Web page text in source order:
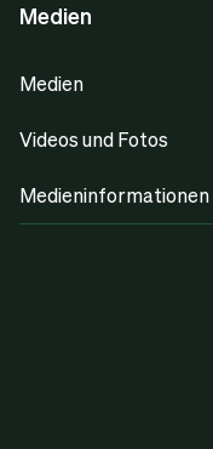
Medien
Medien
Videos und Fotos
Medieninformationen